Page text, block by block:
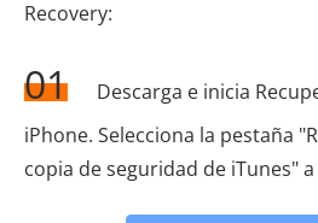
Recovery:
01
Descarga e inicia
iPhone. Selecciona la pestaña
copia de seguridad de iTunes"